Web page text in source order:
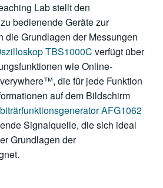
Lab stellt den
bedienende Geräte zur
die Grundlagen der Messungen
TBS1000C verfügt über
wie Online-
die für jede Funktion
auf dem Bildschirm
AFG1062
Signalquelle, die sich ideal
Grundlagen der